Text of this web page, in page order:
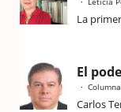
La
El
Carlos